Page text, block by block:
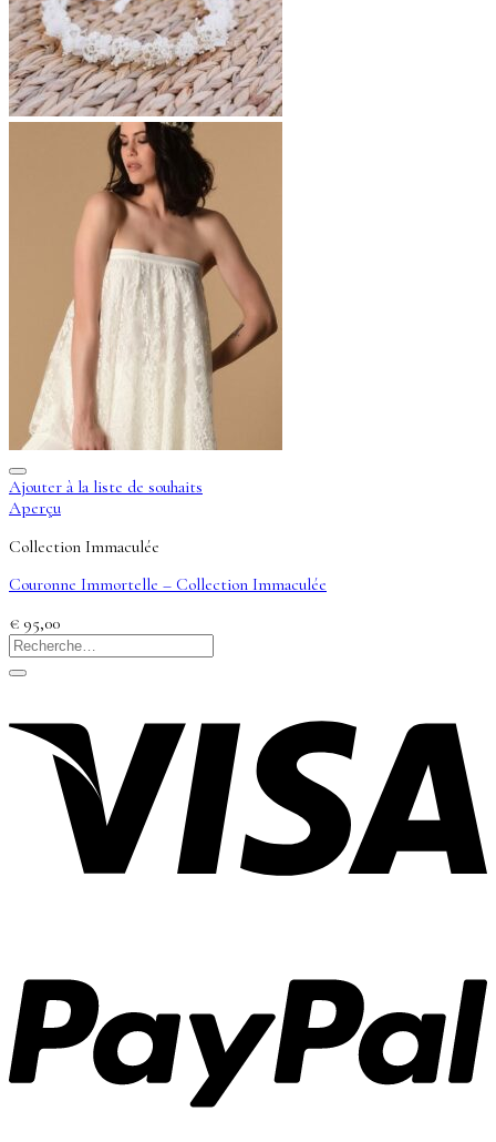
Ajouter à la liste de souhaits
Aperçu
Collection Immaculée
Couronne Immortelle – Collection Immaculée
€ 95,00